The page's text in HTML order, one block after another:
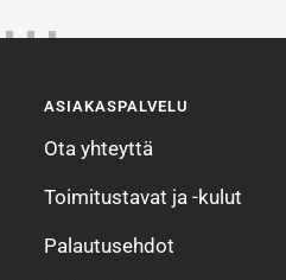
4
ASIAKASPALVELU
Ota yhteyttä
Toimitustavat ja -kulut
Palautusehdot